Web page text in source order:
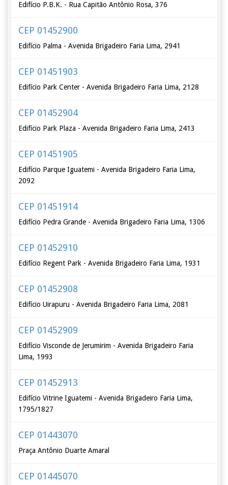
Edifício P.B.K. - Rua Capitão Antônio Rosa, 376
CEP 01452900
Edifício Palma - Avenida Brigadeiro Faria Lima, 2941
CEP 01451903
Edifício Park Center - Avenida Brigadeiro Faria Lima, 2128
CEP 01452904
Edifício Park Plaza - Avenida Brigadeiro Faria Lima, 2413
CEP 01451905
Edifício Parque Iguatemi - Avenida Brigadeiro Faria Lima,
2092
CEP 01451914
Edifício Pedra Grande - Avenida Brigadeiro Faria Lima, 1306
CEP 01452910
Edifício Regent Park - Avenida Brigadeiro Faria Lima, 1931
CEP 01452908
Edifício Uirapuru - Avenida Brigadeiro Faria Lima, 2081
CEP 01452909
Edifício Visconde de Jerumirim - Avenida Brigadeiro Faria
Lima, 1993
CEP 01452913
Edifício Vitrine Iguatemi - Avenida Brigadeiro Faria Lima,
1795/1827
CEP 01443070
Praça Antônio Duarte Amaral
CEP 01445070